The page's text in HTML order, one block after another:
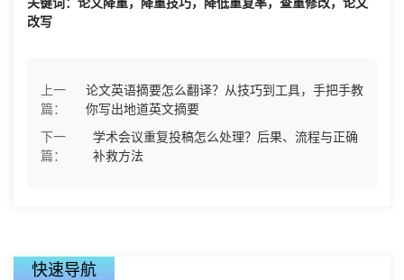
改写
上一
篇：
论文英语摘要怎么翻译？从技巧到工具，手把手教
你写出地道英文摘要
下一
篇：
学术会议重复投稿怎么处理？后果、流程与正确
补救方法
快速导航